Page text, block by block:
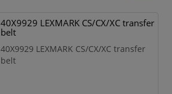
en professioneel van kwaliteit.
Met een capaciteit tot circa
pagina’s is deze originele HP/Samsung
transfer
40X9929 LEXMARK CS/CX/XC transfer
belt
40X9929 LEXMARK CS/CX/XC transfer
belt